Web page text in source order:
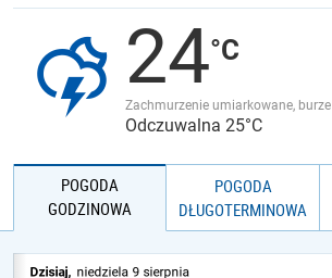
JAKOŚĆ POWIETRZA24
Zachmurzenie umiarkowane, burze
Odczuwalna 25°C
POGODA
GODZINOWA
POGODA
DŁUGOTERMINOWA